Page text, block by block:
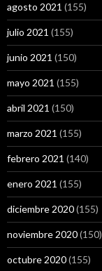
agosto 2021 (155)
julio 2021 (155)
junio 2021 (150)
mayo 2021 (155)
abril 2021 (150)
marzo 2021 (155)
febrero 2021 (140)
enero 2021 (155)
diciembre 2020(155)
noviembre 2020(150)
octubre 2020(155)